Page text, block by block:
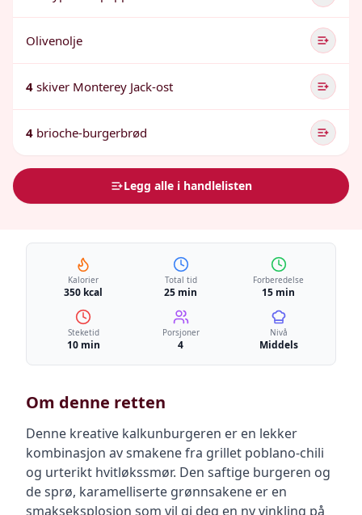
Olivenolje
4 skiver Monterey Jack-ost
4 brioche-burgerbrød
Legg alle i handlelisten
Kalorier
350 kcal
Total tid
25 min
Forberedelse
15 min
Steketid
10 min
Porsjoner
4
Nivå
Middels
Om denne retten
Denne kreative kalkunburgeren er en lekker
kombinasjon av smakene fra grillet poblano-chili
og urterikt hvitløkssmør. Den saftige burgeren og
de sprø, karamelliserte grønnsakene er en
smakseksplosjon som vil gi deg en ny vinkling på